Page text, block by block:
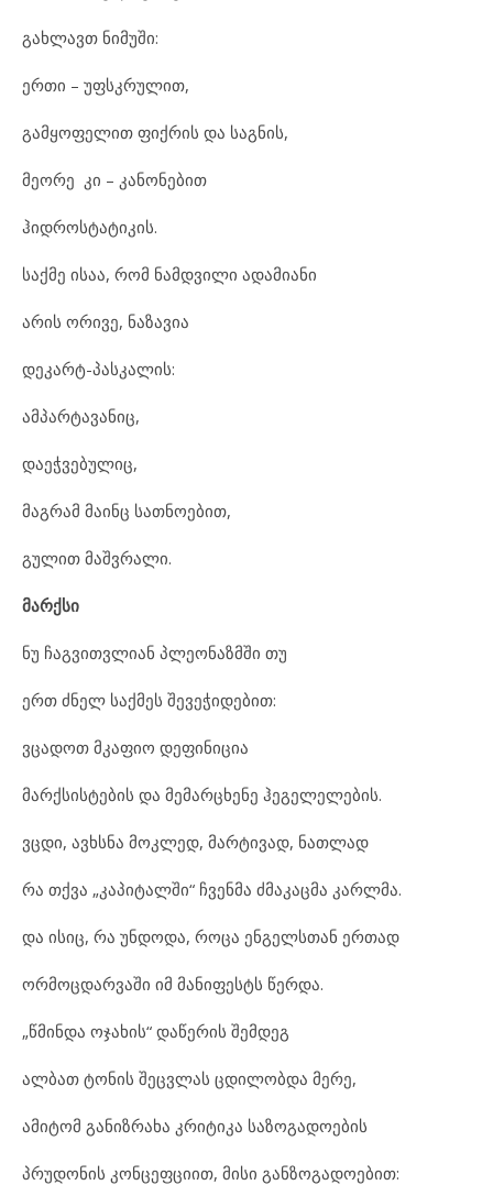
გახლავთ ნიმუში:
ერთი – უფსკრულით,
გამყოფელით ფიქრის და საგნის,
მეორე კი – კანონებით
ჰიდროსტატიკის.
საქმე ისაა, რომ ნამდვილი ადამიანი
არის ორივე, ნაზავია
დეკარტ-პასკალის:
ამპარტავანიც,
დაეჭვებულიც,
მაგრამ მაინც სათნოებით,
გულით მაშვრალი.
მარქსი
ნუ ჩაგვითვლიან პლეონაზმში თუ
ერთ ძნელ საქმეს შევეჭიდებით:
ვცადოთ მკაფიო დეფინიცია
მარქსისტების და მემარცხენე ჰეგელელების.
ვცდი, ავხსნა მოკლედ, მარტივად, ნათლად
რა თქვა „კაპიტალში“ ჩვენმა ძმაკაცმა კარლმა.
და ისიც, რა უნდოდა, როცა ენგელსთან ერთად
ორმოცდარვაში იმ მანიფესტს წერდა.
„წმინდა ოჯახის“ დაწერის შემდეგ
ალბათ ტონის შეცვლას ცდილობდა მერე,
ამიტომ განიზრახა კრიტიკა საზოგადოების
პრუდონის კონცეფციით, მისი განზოგადოებით: